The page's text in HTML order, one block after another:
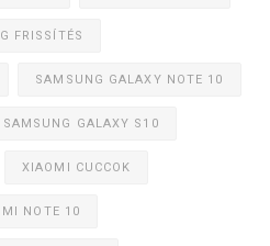
FRISSÍTÉS
SAMSUNG GALAXY NOTE 10
SAMSUNG GALAXY S10
XIAOMI CUCCOK
NOTE 10